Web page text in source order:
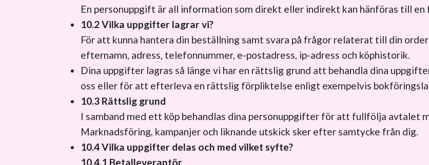
En personuppgift är all information som direkt eller indirekt kan hänföras till en
10.2 Vilka uppgifter lagrar vi?
För att kunna hantera din beställning samt svara på frågor relaterat till din
efternamn, adress, telefonnummer, e-postadress, ip-adress och köphistorik.
Dina uppgifter lagras så länge vi har en rättslig grund att behandla dina
oss eller för att efterleva en rättslig förpliktelse enligt exempelvis
10.3 Rättslig grund
I samband med ett köp behandlas dina personuppgifter för att fullfölja avtalet
Marknadsföring, kampanjer och liknande utskick sker efter samtycke från dig.
10.4 Vilka uppgifter delas och med vilket syfte?
10.4.1 Betalleverantör